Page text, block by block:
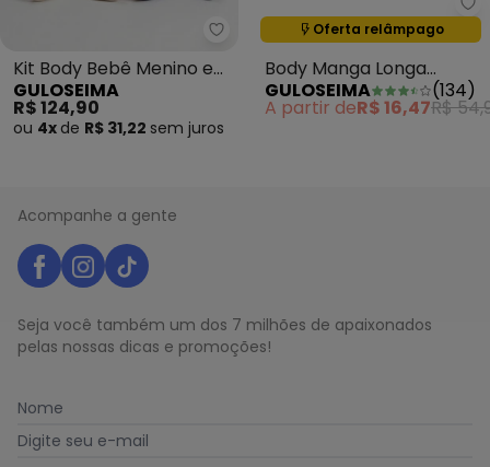
Guloseima - Kit Body Bebê
Kit Body Bebê Menino em
Suedine Marrom
GULOSEIMA
R$ 124,90
ou 4x de R$ 31,22 sem juros
Oferta relâmpago
Termina em:03:05:19
Body Manga Longa
Básico Unissex Amarelo
GULOSEIMA (134)
A partir deR$ 16,47R$
Acompanhe a gente
Seja você também um dos 7 milhões de apaixonados
pelas nossas dicas e promoções!
Nome
Digite seu e-mail